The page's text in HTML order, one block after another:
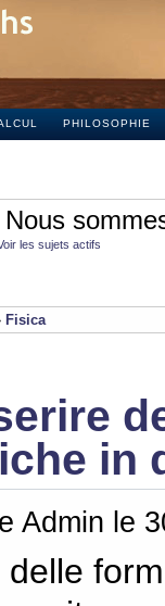
PHILOSOPHIE
Nous
les sujets actifs
Fisica
in
Admin le
delle